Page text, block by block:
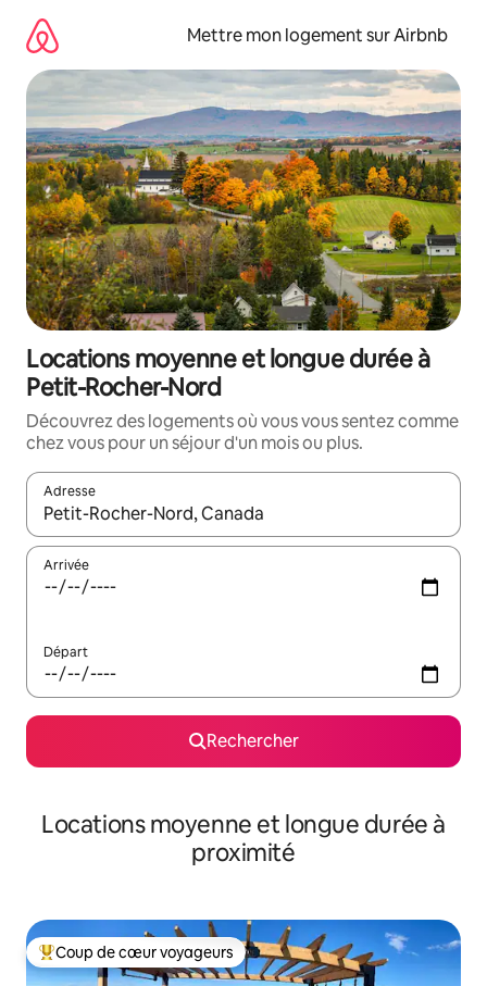
directement
contenu
Mettre mon logement sur Airbnb
Locations moyenne et longue durée à
Petit-Rocher-Nord
Découvrez des logements où vous vous sentez comme
chez vous pour un séjour d'un mois ou plus.
Adresse
Lorsque les résultats s'affichent, utilisez les flèches vers le
Arrivée
Départ
Rechercher
Locations moyenne et longue durée à
proximité
Coups de cœur voyageurs les plus appréciés
Coup de cœur voyageurs